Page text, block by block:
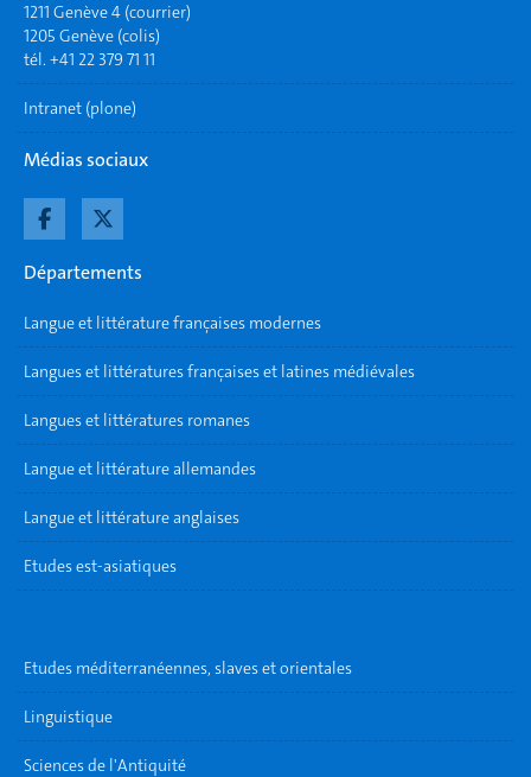
1211 Genève 4 (courrier)
1205 Genève (colis)
tél. +41 22 379 71 11
Intranet (plone)
Médias sociaux
Départements
Langue et littérature françaises modernes
Langues et littératures françaises et latines médiévales
Langues et littératures romanes
Langue et littérature allemandes
Langue et littérature anglaises
Etudes est-asiatiques
Etudes méditerranéennes, slaves et orientales
Linguistique
Sciences de l'Antiquité